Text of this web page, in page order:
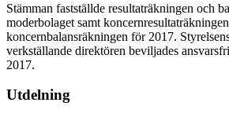
Stämman fastställde resultaträkningen och
moderbolaget samt
koncernbalansräkningen för 2017.
verkställande direktören beviljades
2017.
Utdelning